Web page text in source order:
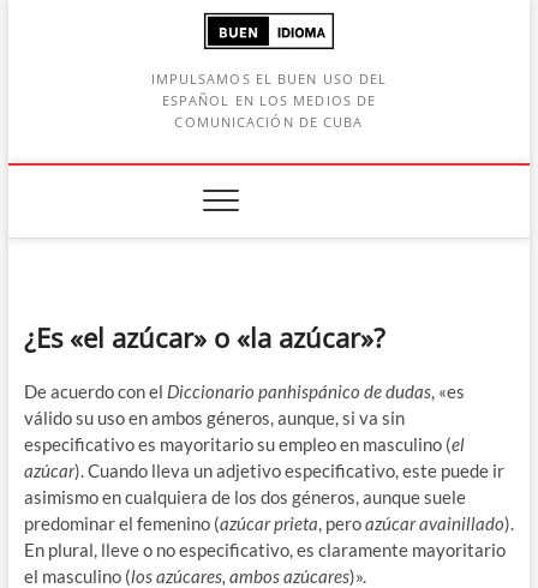
IMPULSAMOS EL BUEN USO DEL
ESPAÑOL EN LOS MEDIOS DE
COMUNICACIÓN DE CUBA
¿Es «el azúcar» o «la azúcar»?
De acuerdo con el Diccionario panhispánico de dudas, «es
válido su uso en ambos géneros, aunque, si va sin
especificativo es mayoritario su empleo en masculino (el
azúcar). Cuando lleva un adjetivo especificativo, este puede ir
asimismo en cualquiera de los dos géneros, aunque suele
predominar el femenino (azúcar prieta, peroazúcar avainillado).
En plural, lleve o no especificativo, es claramente mayoritario
el masculino (los azúcares, ambos azúcares)».